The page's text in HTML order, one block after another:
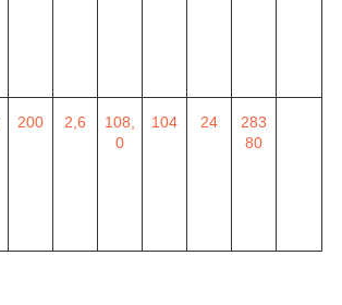
200 2,6
108,
0
104 24
283
80